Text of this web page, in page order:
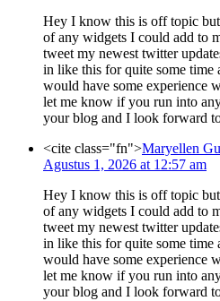
Hey I know this is off topic
of any widgets I could add to
tweet my newest twitter
in like this for quite some time
would have some experience
let me know if you run into
your blog and I look forward
<cite class="fn">Maryellen
Agustus 1, 2026 at 12:57 am
Hey I know this is off topic
of any widgets I could add to
tweet my newest twitter
in like this for quite some time
would have some experience
let me know if you run into
your blog and I look forward